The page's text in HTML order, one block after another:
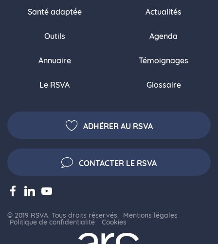
Santé adaptée
Outils
Annuaire
Le RSVA
Actualités
Agenda
Témoignages
Glossaire
ADHÉRER AU RSVA
CONTACTER LE RSVA
© 2019 RSVA. Tous droits réservés. Mentions légales
Politique de confidentialité Cookies